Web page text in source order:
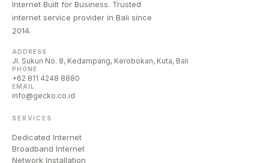
Internet Built for Business. Trusted
internet service provider in Bali since
2014.
ADDRESS
Jl. Sukun No. 8, Kedampang, Kerobokan, Kuta, Bali
PHONE
+62 811 4248 8880
EMAIL
info@gecko.co.id
SERVICES
Dedicated Internet
Broadband Internet
Network Installation